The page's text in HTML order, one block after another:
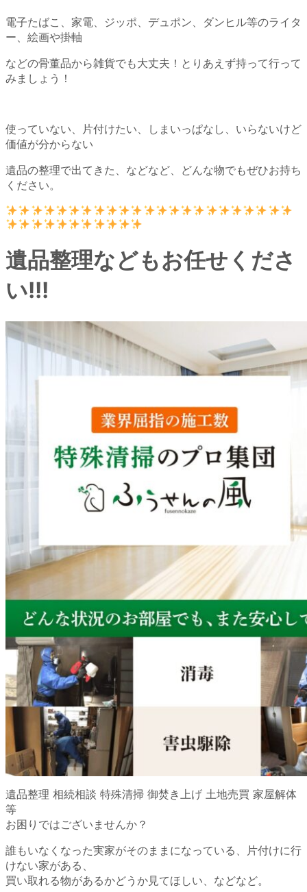
電子たばこ、家電、ジッポ、デュポン、ダンヒル等のライタ
ー、絵画や掛軸
などの骨董品から雑貨でも大丈夫！とりあえず持って行って
みましょう！
使っていない、片付けたい、しまいっぱなし、いらないけど
価値が分からない
遺品の整理で出てきた、などなど、どんな物でもぜひお持ち
ください。
遺品整理などもお任せくださ
い!!!
遺品整理 相続相談 特殊清掃 御焚き上げ 土地売買 家屋解体
等
お困りではございませんか？
誰もいなくなった実家がそのままになっている、片付けに行
けない家がある、
買い取れる物があるかどうか見てほしい、などなど。